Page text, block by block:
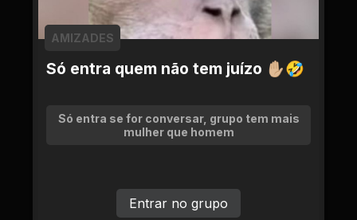
Só entra quem não tem juízo ✋🏼🤣
AMIZADES
Só entra se for conversar, grupo tem mais
mulher que homem
Entrar no grupo